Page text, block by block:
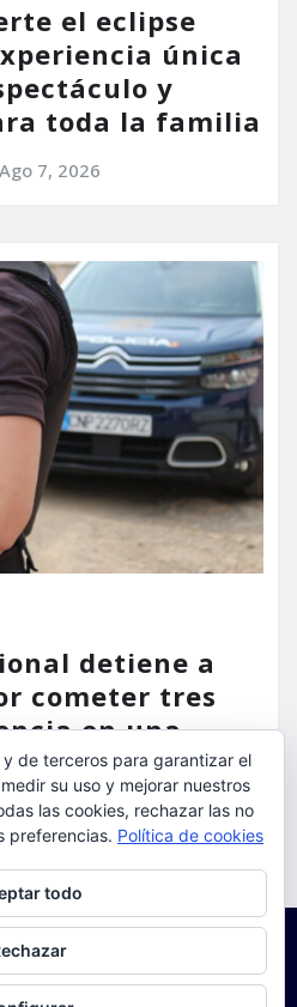
el eclipse
única
y
toda la familia
Ago 7, 2026
detiene a
cometer tres
en una
Ago 7, 2026
de terceros para garantizar el
su uso y mejorar nuestros
las cookies, rechazar las no
preferencias. Política de cookies
todo
incluido cómo gestionar las cookies,